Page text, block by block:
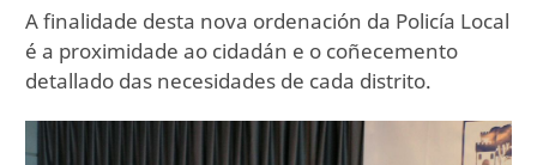
A finalidade desta nova ordenación da Policía Local
é a proximidade ao cidadán e o coñecemento
detallado das necesidades de cada distrito.